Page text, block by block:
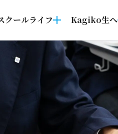
クールライフ Kagiko生へ